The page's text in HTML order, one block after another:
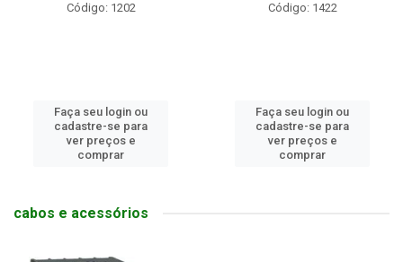
Código: 1202
Faça seu login ou
cadastre-se para
ver preços e
comprar
Código: 1422
Faça seu login ou
cadastre-se para
ver preços e
comprar
cabos e acessórios